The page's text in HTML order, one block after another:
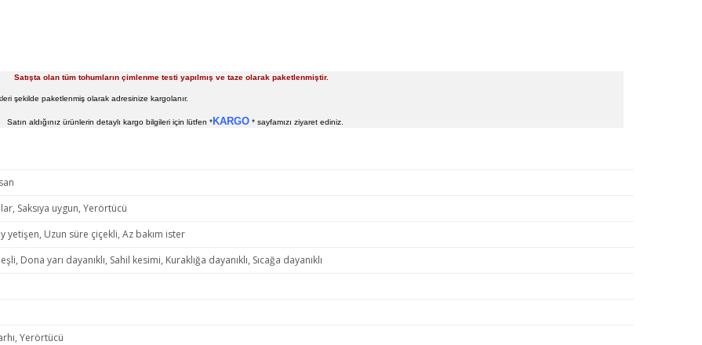
Satışta olan tüm tohumların çimlenme testi yapılmış ve taze olarak paketlenmiştir.
şekilde paketlenmiş olarak adresinize kargolanır.
Satın aldığınız ürünlerin detaylı kargo bilgileri için lütfen *KARGO* sayfamızı ziyaret ediniz.
Saksıya uygun, Yerörtücü
yetişen, Uzun süre çiçekli, Az bakım ister
Dona yarı dayanıklı, Sahil kesimi, Kuraklığa dayanıklı, Sıcağa dayanıklı
Yerörtücü